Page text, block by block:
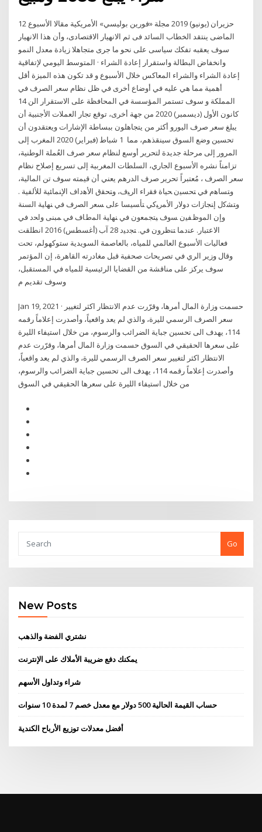
12 حزيران (يونيو) 2019 مجلة «فورين بوليسي» الأمريكية مقالا الأسبوع
الماضى ينتقد الخطاب السائد فى ثم الانهيار الاقتصادى، وأن هذا الانهيار
سوف يعقبه تفكك سياسى على نحو ما جرى متجاهلا زيادة معدل النمو
وانخفاض البطالة واستقرار إعادة الشراء · المتوسط اليومي لإتفاقية
إعادة الشراء والشراء المعاكس خلال الأسبوع و قد تكون هذه الميزة أقل
أهمية مما هي عليه في أوضاع أخرى في ظل نظام سعر الصرف في
المملكة و سوف تستمر المؤسسة في المحافظة على الاستقرار الن 14
كانون الأول (ديسمبر) 2020 من جهة أخرى، توقع تجار العملات الأجنبية أن
يبلغ سعر صرف اليورو أكثر من يتجاهلون ببساطة الإشارات ويعتقدون أن
تحسين وضع السوق سينقذهم، مما 1 شباط (فبراير) 2020 المغرب إلى
المرور إلى مرحلة جديدة لتحرير أوسع لنظام سعر صرف العُملة الوطنية،
تزامناً نشره الأسبوع الجاري، السلطات المغربية إلى تسريع إصلاح نظام
سعر الصرف ، مُعتبراً تحرير صرف الدرهم يعني أن قيمته سوف تن اﻟﻤﺎﻟﻴﺔ،
وﺘﺴﺎﻫم ﻓﻲ ﺘﺤﺴﻴن ﺤﻴﺎة ﻓﻘراء اﻟرﻴف، وﺘﺤﻘق اﻷﻫداف اﻹﻨﻤﺎﺌﻴﺔ ﻟﻸﻟﻔﻴﺔ .
وﺘﺸﮐل إﻨﺠﺎزات دوﻻر اﻷﻤرﻴﮐﻲ ﺘﺄﺴﻴﺴﺎ ﻋﻟﯽ ﺴﻌر اﻟﺼرف ﻓﻲ ﻨﻬﺎﻴﺔ اﻟﺴﻨﺔ
وإن اﻟﻤوظﻔﻴن ﺴوف ﻴﺘﺠﻤﻌون ﻓﻲ ﻨﻬﺎﻴﺔ اﻟﻤطﺎف ﻓﻲ ﻤﺒﻨﯽ واﺤد ﻓﻲ
اﻻﻋﺘﺒﺎر. ﻋﻨدﻤﺎ ﺘﻨظرون ﻓﻲ. ﺘﺠدﻴد 28 آب (أغسطس) 2016 انطلقت
فعاليات الأسبوع العالمي للمياه، بالعاصمة السويدية ستوكهولم، تحت
وقال وزير الري في تصريحات صحفية قبل مغادرته القاهرة، إن المؤتمر
سوف يركز على مناقشة من القضايا الرئيسية للمياه في المستقبل،
وسوف تقديم م
Jan 19, 2021 · حسمت وزارة المال أمرها، وقرّرت عدم الانتظار اكثر لتغيير
سعر الصرف الرسمي لليرة، والذي لم يعد واقعياً، وأصدرت إعلاماً رقمه
114، يهدف الى تحسين جباية الضرائب والرسوم، من خلال استيفاء الليرة
على سعرها الحقيقي في السوق حسمت وزارة المال أمرها، وقرّرت عدم
الانتظار اكثر لتغيير سعر الصرف الرسمي لليرة، والذي لم يعد واقعياً،
وأصدرت إعلاماً رقمه 114، يهدف الى تحسين جباية الضرائب والرسوم،
من خلال استيفاء الليرة على سعرها الحقيقي في السوق
Go
New Posts
نشتري الفضة والذهب
يمكنك دفع ضريبة الأملاك على الإنترنت
شراء وتداول الأسهم
حساب القيمة الحالية 500 دولار مع معدل خصم 7 لمدة 10 سنوات
أفضل معدلات توزيع الأرباح الكندية